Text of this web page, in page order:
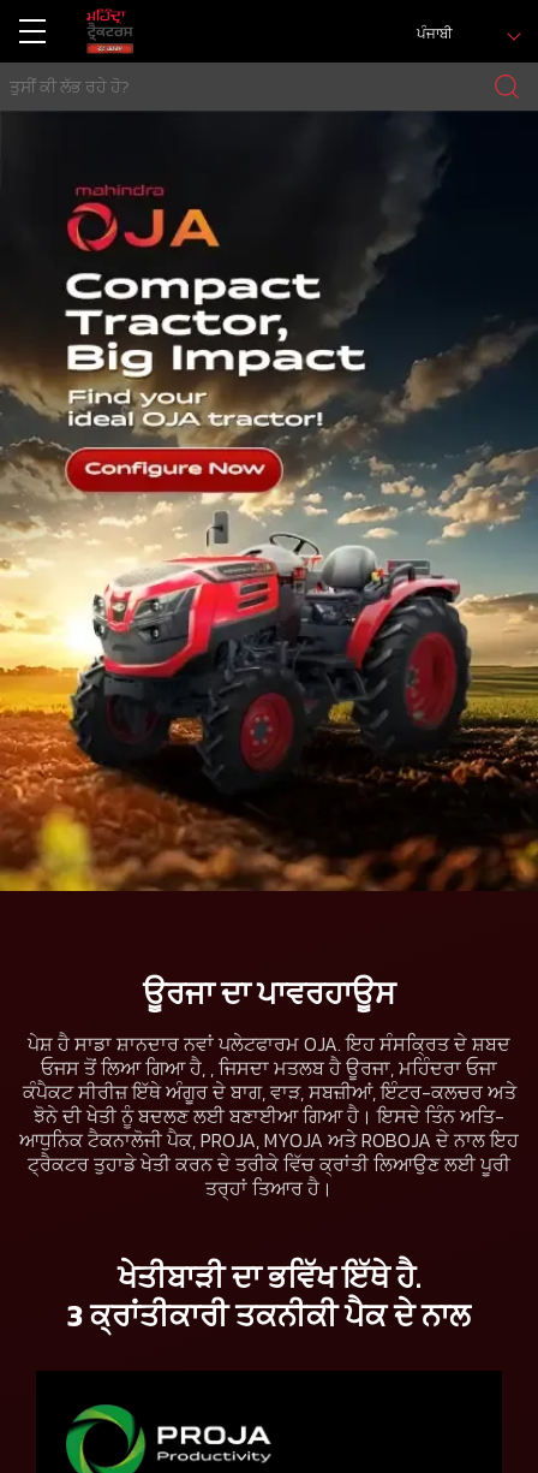
ਪੰਜਾਬੀ
ਊਰਜਾ ਦਾ ਪਾਵਰਹਾਊਸ
ਪੇਸ਼ ਹੈ ਸਾਡਾ ਸ਼ਾਨਦਾਰ ਨਵਾਂ ਪਲੇਟਫਾਰਮ OJA. ਇਹ ਸੰਸਕ੍ਰਿਤ ਦੇ ਸ਼ਬਦ
ਓਜਸ ਤੋਂ ਲਿਆ ਗਿਆ ਹੈ, , ਜਿਸਦਾ ਮਤਲਬ ਹੈ ਊਰਜਾ, ਮਹਿੰਦਰਾ ਓਜਾ
ਕੰਪੈਕਟ ਸੀਰੀਜ਼ ਇੱਥੇ ਅੰਗੂਰ ਦੇ ਬਾਗ, ਵਾੜ, ਸਬਜ਼ੀਆਂ, ਇੰਟਰ-ਕਲਚਰ ਅਤੇ
ਝੋਨੇ ਦੀ ਖੇਤੀ ਨੂੰ ਬਦਲਣ ਲਈ ਬਣਾਈਆ ਗਿਆ ਹੈ। ਇਸਦੇ ਤਿੰਨ ਅਤਿ-
ਆਧੁਨਿਕ ਟੈਕਨਾਲੋਜੀ ਪੈਕ, PROJA, MYOJA ਅਤੇ ROBOJA ਦੇ ਨਾਲ ਇਹ
ਟ੍ਰੈਕਟਰ ਤੁਹਾਡੇ ਖੇਤੀ ਕਰਨ ਦੇ ਤਰੀਕੇ ਵਿੱਚ ਕ੍ਰਾਂਤੀ ਲਿਆਉਣ ਲਈ ਪੂਰੀ
ਤਰ੍ਹਾਂ ਤਿਆਰ ਹੈ।
ਖੇਤੀਬਾੜੀ ਦਾ ਭਵਿੱਖ ਇੱਥੇ ਹੈ.
3 ਕ੍ਰਾਂਤੀਕਾਰੀ ਤਕਨੀਕੀ ਪੈਕ ਦੇ ਨਾਲ